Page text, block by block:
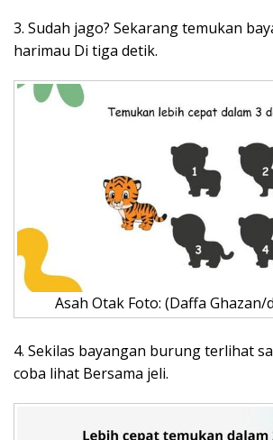
3. Sudah jago? Sekarang temukan
harimau Di tiga detik.
Asah Otak Foto: (Daffa
4. Sekilas bayangan burung terlihat
coba lihat Bersama jeli.